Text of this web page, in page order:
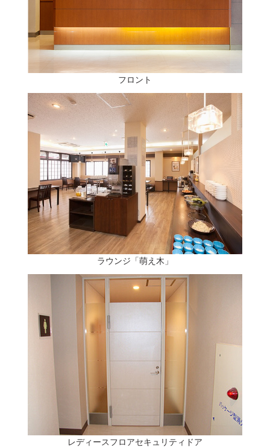
フロント
ラウンジ「萌え木」
レディースフロアセキュリティドア